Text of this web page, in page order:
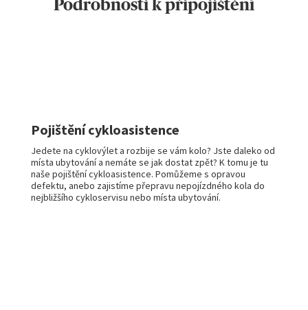
Podrobnosti k připojištění
Pojištění cykloasistence
Jedete na cyklovýlet a rozbije se vám kolo? Jste daleko od
místa ubytování a nemáte se jak dostat zpět? K tomu je tu
naše pojištění cykloasistence. Pomůžeme s opravou
defektu, anebo zajistíme přepravu nepojízdného kola do
nejbližšího cykloservisu nebo místa ubytování.